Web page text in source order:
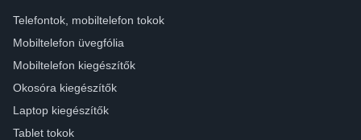
Telefontok, mobiltelefon tokok
Mobiltelefon üvegfólia
Mobiltelefon kiegészítők
Okosóra kiegészítők
Laptop kiegészítők
Tablet tokok